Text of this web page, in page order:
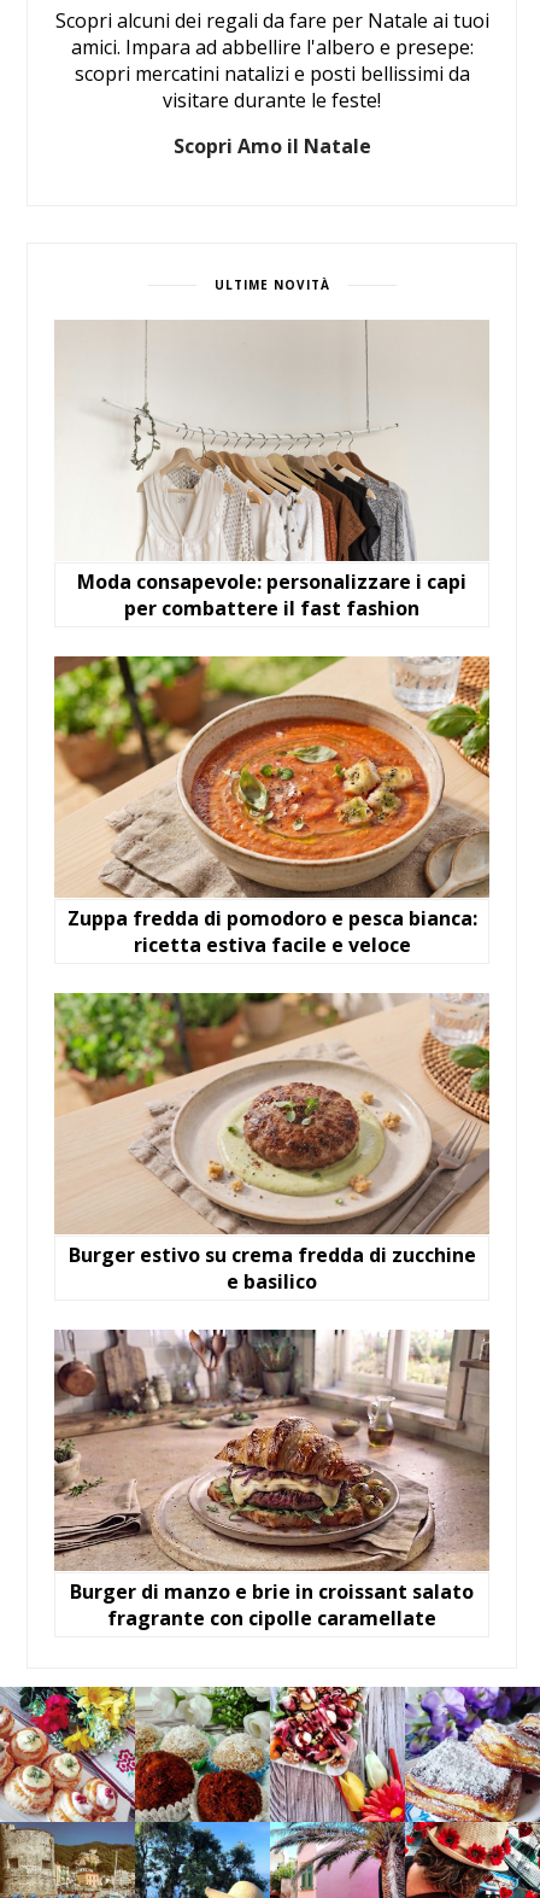
Scopri alcuni dei regali da fare per Natale ai tuoi
amici. Impara ad abbellire l'albero e presepe:
scopri mercatini natalizi e posti bellissimi da
visitare durante le feste!
Scopri Amo il Natale
ULTIME NOVITÀ
Moda consapevole: personalizzare i capi
per combattere il fast fashion
Zuppa fredda di pomodoro e pesca bianca:
ricetta estiva facile e veloce
Burger estivo su crema fredda di zucchine
e basilico
Burger di manzo e brie in croissant salato
fragrante con cipolle caramellate